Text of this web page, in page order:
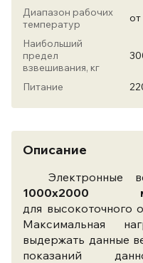
Диапазон рабочих
температур
Наибольший
предел
взвешивания, кг
Питание
Описание
Электронные
1000x2000
для высокоточного
Максимальная
выдержать данные
показаний